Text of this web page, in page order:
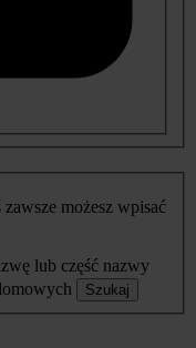
zawsze możesz wpisać
lub część nazwy
Szukaj